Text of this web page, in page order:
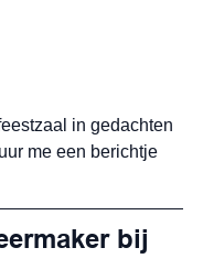
in gedachten
me een berichtje
bij